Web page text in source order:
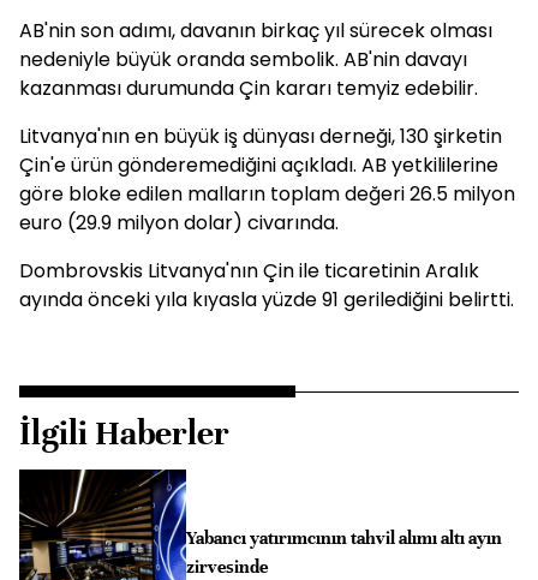
AB'nin son adımı, davanın birkaç yıl sürecek olması
nedeniyle büyük oranda sembolik. AB'nin davayı
kazanması durumunda Çin kararı temyiz edebilir.
Litvanya'nın en büyük iş dünyası derneği, 130 şirketin
Çin'e ürün gönderemediğini açıkladı. AB yetkililerine
göre bloke edilen malların toplam değeri 26.5 milyon
euro (29.9 milyon dolar) civarında.
Dombrovskis Litvanya'nın Çin ile ticaretinin Aralık
ayında önceki yıla kıyasla yüzde 91 gerilediğini belirtti.
İlgili Haberler
Yabancı yatırımcının tahvil alımı altı ayın
zirvesinde